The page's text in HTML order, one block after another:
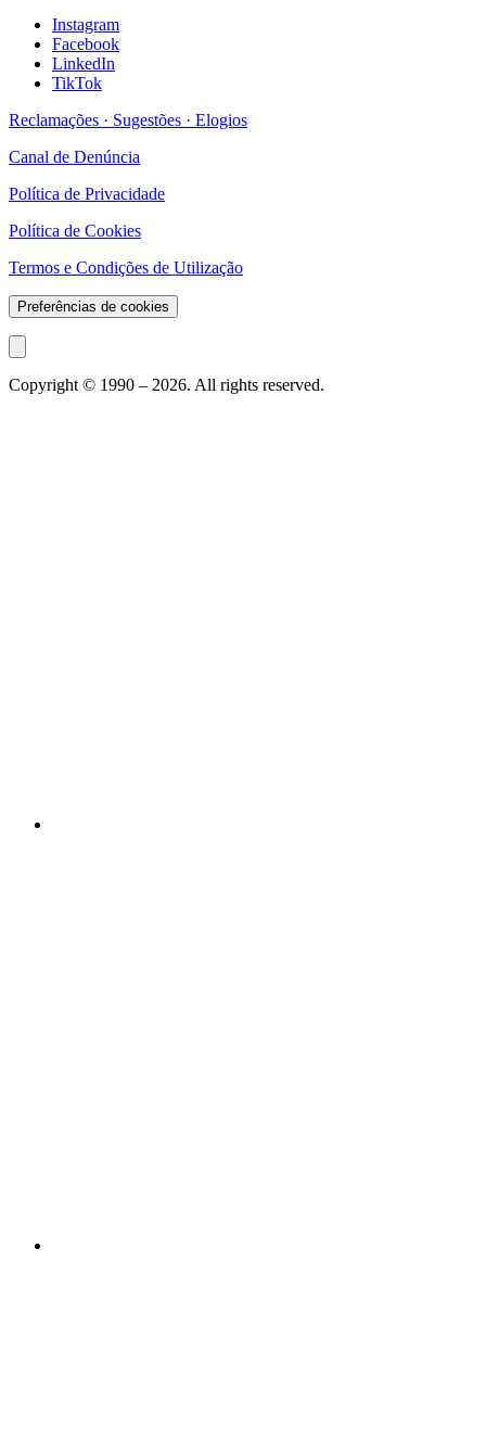
Instagram
Facebook
LinkedIn
TikTok
Reclamações · Sugestões · Elogios
Canal de Denúncia
Política de Privacidade
Política de Cookies
Termos e Condições de Utilização
Preferências de cookies
Copyright © 1990 – 2026. All rights reserved.